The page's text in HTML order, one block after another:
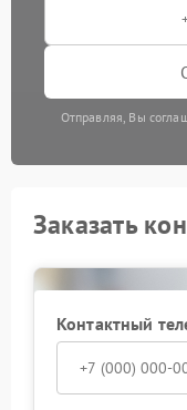
Отправляя, Вы
Заказать
Контактный